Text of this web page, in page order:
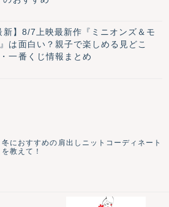
新】8/7上映最新作『ミニオンズ＆モ
は面白い？親子で楽しめる見どこ
一番くじ情報まとめ
冬におすすめの肩出しニットコーディネート
を教えて！